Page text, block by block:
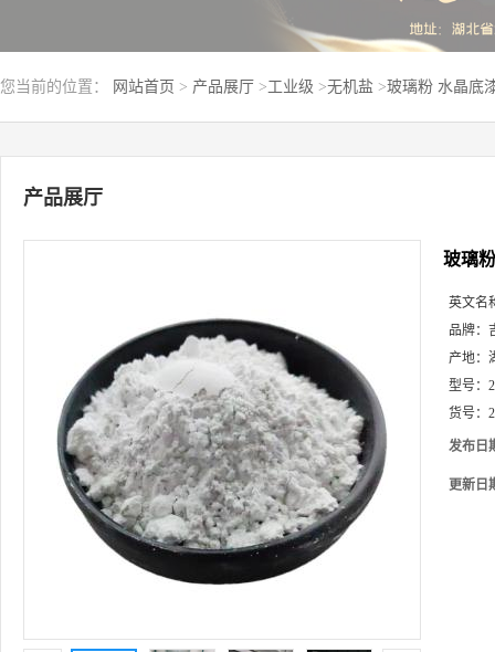
您当前的位置： 网站首页 > 产品展厅 >工业级 >无机盐 >玻璃粉 水晶底
产品展厅
玻璃
英文名
品牌：
产地：
型号：
货号：
发布日
更新日